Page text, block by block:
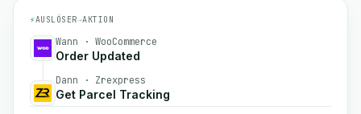
⚡AUSLÖSER→AKTION
Wann · WooCommerce
Order Updated
Dann · Zrexpress
Get Parcel Tracking